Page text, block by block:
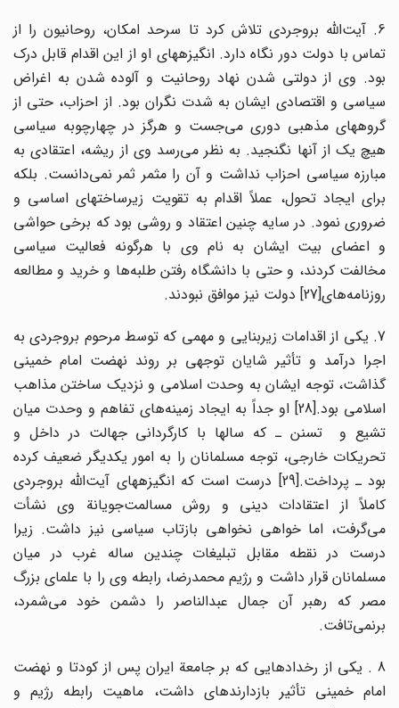
6. آیت‌الله بروجردی تلاش کرد تا سرحد امکان، روحانیون را از
تماس با دولت دور نگاه دارد. انگیزه‎های او از این اقدام قابل درک
بود. وی از دولتی شدن نهاد روحانیت و آلوده شدن به اغراض
سیاسی و اقتصادی ایشان به شدت نگران بود. از احزاب، حتی از
گروههای مذهبی دوری می‌جست و هرگز در چهارچوبه سیاسی
هیچ یک از آنها نگنجید. به نظر می‌رسد وی از ریشه، اعتقادی به
مبارزه سیاسی احزاب نداشت و آن را مثمر ثمر نمی‌دانست. بلکه
برای ایجاد تحول، عملاً اقدام به تقویت زیرساختهای اساسی و
ضروری نمود. در سایه چنین اعتقاد و روشی بود که برخی حواشی
و اعضای بیت ایشان به نام وی با هرگونه فعالیت سیاسی
مخالفت کردند، و حتی با دانشگاه رفتن طلبه‌ها و خرید و مطالعه
روزنامه‌های[27] دولت نیز موافق نبودند.
7. یکی از اقدامات زیربنایی و مهمی که توسط مرحوم بروجردی به
اجرا درآمد و تأثیر شایان توجهی بر روند نهضت امام خمینی
گذاشت، توجه ایشان به وحدت اسلامی و نزدیک ساختن مذاهب
اسلامی بود.[28] او جداً به ایجاد زمینه‌های تفاهم و وحدت میان
تشیع و تسنن ـ که سالها با کارگردانی جهالت در داخل و
تحریکات خارجی، توجه مسلمانان را به امور یکدیگر ضعیف کرده
بود ـ پرداخت.[29] درست است که انگیزه‎های آیت‌الله بروجردی
کاملاً از اعتقادات دینی و روش مسالمت‌جویانة وی نشأت
می‌گرفت، اما خواهی نخواهی بازتاب سیاسی نیز داشت. زیرا
درست در نقطه مقابل تبلیغات چندین ساله غرب در میان
مسلمانان قرار داشت و رژیم محمدرضا، رابطه وی را با علمای بزرگ
مصر که رهبر آن جمال عبدالناصر را دشمن خود می‌شمرد،
برنمی‌تافت.
8 .‎ یکی از رخدادهایی که بر جامعة ایران پس از کودتا و نهضت
امام خمینی تأثیر بازدارنده‎ای داشت، ماهیت رابطه رژیم و